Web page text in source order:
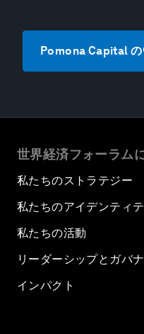
Pomona Capital
世界経済フォーラム
私たちのストラテジー
私たちのアイデンティ
私たちの活動
リーダーシップとガバ
インパクト